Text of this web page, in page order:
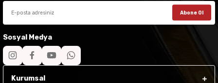
Abone Ol
Sosyal Medya
Kurumsal